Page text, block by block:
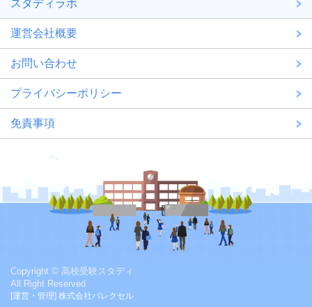
スタディラボ
運営会社概要
お問い合わせ
プライバシーポリシー
免責事項
Copyright © 高校受験スタディ
All Right Reserved
[運営・管理] 株式会社バレクセル